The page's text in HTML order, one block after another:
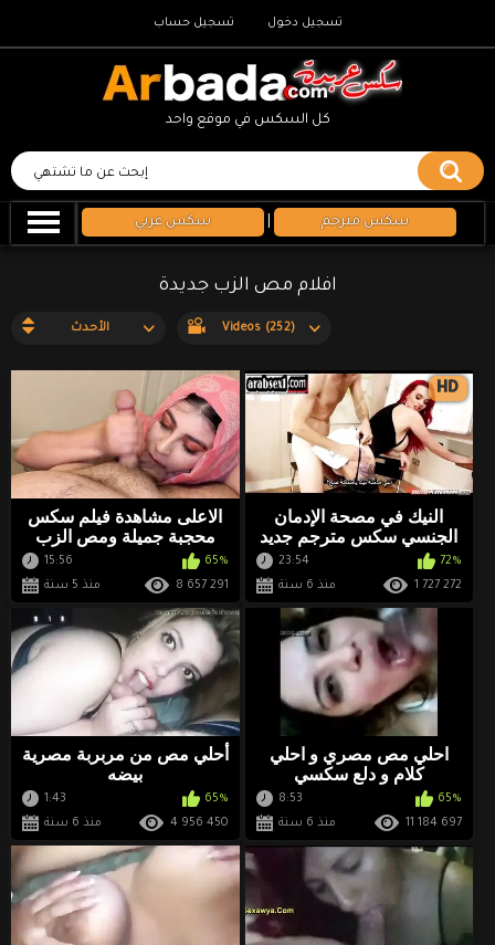
تسجيل حساب تسجيل دخول
كل السكس في موقع واحد
سكس عربي سكس مترجم
افلام مص الزب جديدة
الأحدث Videos (252)
الاعلى مشاهدة فيلم سكس
محجبة جميلة ومص الزب
15:56
65%
منذ 5 سنة
8 657 291
HD
النيك في مصحة الإدمان
الجنسي سكس مترجم جديد
23:54
72%
منذ 6 سنة
1 727 272
أحلي مص من مربربة مصرية
بيضه
1:43
65%
منذ 6 سنة
4 956 450
احلي مص مصري و احلي
كلام و دلع سكسي
8:53
65%
منذ 6 سنة
11 184 697